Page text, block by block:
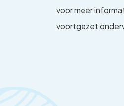
voor meer
voortgezet